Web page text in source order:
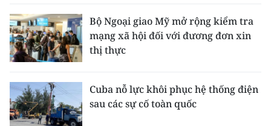
Đồng bằng sông Cửu Long
Chuyên trang Hà Nội
Chuyên trang TP. Hồ Chí Minh
CHUYÊN ĐỀ
Bộ Ngoại giao Mỹ mở rộng kiểm tra
mạng xã hội đối với đương đơn xin
thị thực
Cuba nỗ lực khôi phục hệ thống điện
sau các sự cố toàn quốc